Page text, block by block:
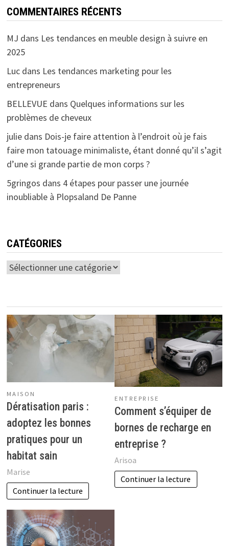
COMMENTAIRES RÉCENTS
MJ dans Les tendances en meuble design à suivre en
2025
Lucdans Les tendances marketing pour les
entrepreneurs
BELLEVUE dans Quelques informations sur les
problèmes de cheveux
juliedans Dois-je faire attention à l’endroit où je fais
faire mon tatouage minimaliste, étant donné qu’il s’agit
d’une si grande partie de mon corps ?
5gringos dans 4 étapes pour passer une journée
inoubliable à Plopsaland De Panne
CATÉGORIES
Catégories
MAISON
Dératisation paris :
adoptez les bonnes
pratiques pour un
habitat sain
Marise
Continuer la lecture
ENTREPRISE
Comment s’équiper de
bornes de recharge en
entreprise ?
Arisoa
Continuer la lecture